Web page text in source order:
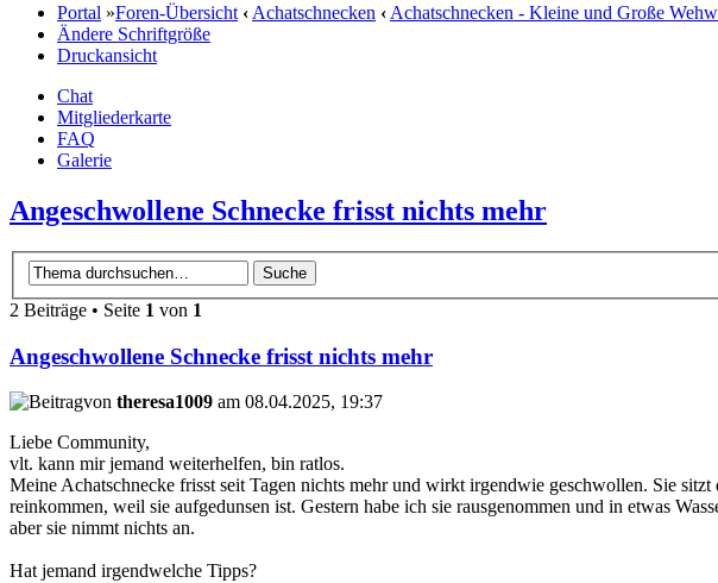
Portal »Foren-Übersicht ‹Achatschnecken ‹Achatschnecken - Kleine und Große
Ändere Schriftgröße
Druckansicht
Chat
Mitgliederkarte
FAQ
Galerie
Angeschwollene Schnecke frisst nichts mehr
2 Beiträge • Seite 1 von 1
Angeschwollene Schnecke frisst nichts mehr
von theresa1009 am 08.04.2025, 19:37
Liebe Community,
vlt. kann mir jemand weiterhelfen, bin ratlos.
Meine Achatschnecke frisst seit Tagen nichts mehr und wirkt irgendwie geschwollen. Sie
reinkommen, weil sie aufgedunsen ist. Gestern habe ich sie rausgenommen und in etwas
aber sie nimmt nichts an.
Hat jemand irgendwelche Tipps?